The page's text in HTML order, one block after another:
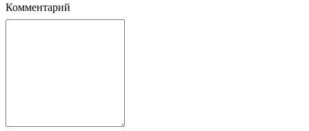
Комментарий